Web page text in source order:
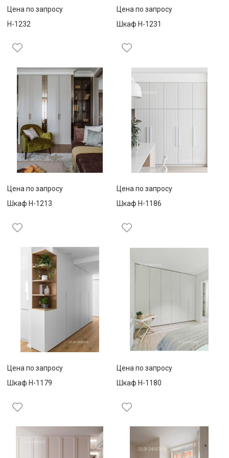
Цена по запросу
Н-1232
Цена по запросу
Шкаф Н-1231
Цена по запросу
Шкаф Н-1213
Цена по запросу
Шкаф Н-1186
Цена по запросу
Шкаф Н-1179
Цена по запросу
Шкаф Н-1180